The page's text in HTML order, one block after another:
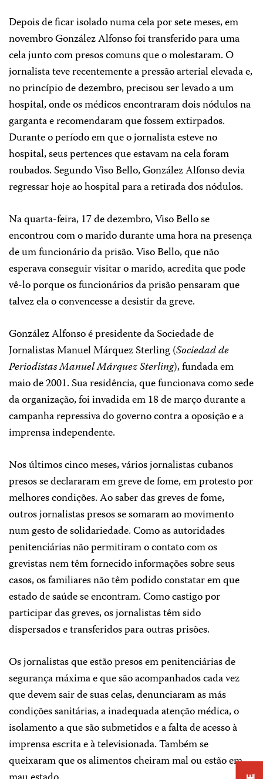
Depois de ficar isolado numa cela por sete meses, em
novembro González Alfonso foi transferido para uma
cela junto com presos comuns que o molestaram. O
jornalista teve recentemente a pressão arterial elevada e,
no princípio de dezembro, precisou ser levado a um
hospital, onde os médicos encontraram dois nódulos na
garganta e recomendaram que fossem extirpados.
Durante o período em que o jornalista esteve no
hospital, seus pertences que estavam na cela foram
roubados. Segundo Viso Bello, González Alfonso devia
regressar hoje ao hospital para a retirada dos nódulos.
Na quarta-feira, 17 de dezembro, Viso Bello se
encontrou com o marido durante uma hora na presença
de um funcionário da prisão. Viso Bello, que não
esperava conseguir visitar o marido, acredita que pode
vê-lo porque os funcionários da prisão pensaram que
talvez ela o convencesse a desistir da greve.
González Alfonso é presidente da Sociedade de
Jornalistas Manuel Márquez Sterling (Sociedad de
Periodistas Manuel Márquez Sterling), fundada em
maio de 2001. Sua residência, que funcionava como sede
da organização, foi invadida em 18 de março durante a
campanha repressiva do governo contra a oposição e a
imprensa independente.
Nos últimos cinco meses, vários jornalistas cubanos
presos se declararam em greve de fome, em protesto por
melhores condições. Ao saber das greves de fome,
outros jornalistas presos se somaram ao movimento
num gesto de solidariedade. Como as autoridades
penitenciárias não permitiram o contato com os
grevistas nem têm fornecido informações sobre seus
casos, os familiares não têm podido constatar em que
estado de saúde se encontram. Como castigo por
participar das greves, os jornalistas têm sido
dispersados e transferidos para outras prisões.
Os jornalistas que estão presos em penitenciárias de
segurança máxima e que são acompanhados cada vez
que devem sair de suas celas, denunciaram as más
condições sanitárias, a inadequada atenção médica, o
isolamento a que são submetidos e a falta de acesso à
imprensa escrita e à televisionada. Também se
queixaram que os alimentos cheiram mal ou estão em